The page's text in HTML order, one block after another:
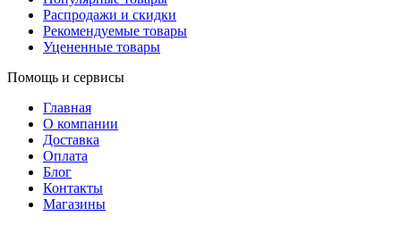
Распродажи и скидки
Рекомендуемые товары
Уцененные товары
Помощь и сервисы
Главная
О компании
Доставка
Оплата
Блог
Контакты
Магазины